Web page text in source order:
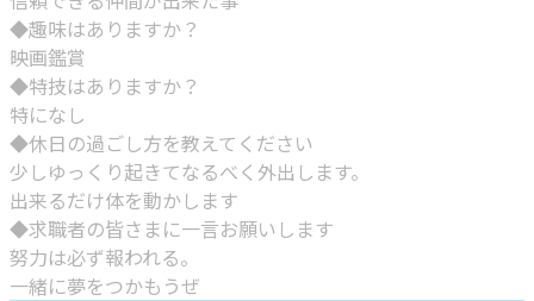
◆趣味はありますか？
映画鑑賞
◆特技はありますか？
特になし
◆休日の過ごし方を教えてください
少しゆっくり起きてなるべく外出します。
出来るだけ体を動かします
◆求職者の皆さまに一言お願いします
努力は必ず報われる。
一緒に夢をつかもうぜ